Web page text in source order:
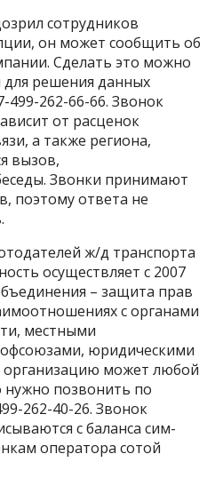
сотрудников
он может сообщить об
Сделать это можно
решения данных
499-262-66-66. Звонок
от расценок
а также региона,
вызов,
Звонки принимают
поэтому ответа не
ж/д транспорта
осуществляет с 2007
– защита прав
с органами
местными
юридическими
организацию может любой
нужно позвонить по
262-40-26. Звонок
с баланса сим-
оператора сотой